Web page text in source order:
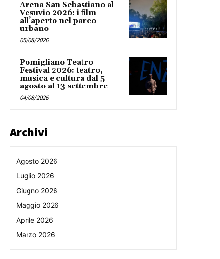
Arena San Sebastiano al
Vesuvio 2026: i film
all’aperto nel parco
urbano
05/08/2026
Pomigliano Teatro
Festival 2026: teatro,
musica e cultura dal 5
agosto al 13 settembre
04/08/2026
Archivi
Agosto 2026
Luglio 2026
Giugno 2026
Maggio 2026
Aprile 2026
Marzo 2026